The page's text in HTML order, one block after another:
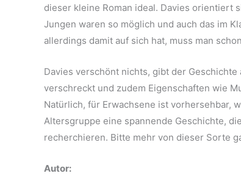
dieser kleine Roman ideal. Davies orientiert
Jungen waren so möglich und auch das im
allerdings damit auf sich hat, muss man
Davies verschönt nichts, gibt der
verschreckt und zudem Eigenschaften wie
Natürlich, für Erwachsene ist vorhersehbar,
Altersgruppe eine spannende Geschichte,
recherchieren. Bitte mehr von dieser Sorte
Autor: